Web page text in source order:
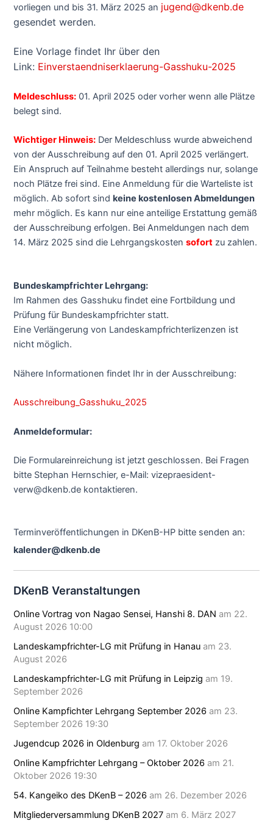
vorliegen und bis 31. März 2025 an jugend@dkenb.de
gesendet werden.
Eine Vorlage findet Ihr über den
Link: Einverstaendniserklaerung-Gasshuku-2025
Meldeschluss: 01. April 2025 oder vorher wenn alle Plätze
belegt sind.
Wichtiger Hinweis: Der Meldeschluss wurde abweichend
von der Ausschreibung auf den 01. April 2025 verlängert.
Ein Anspruch auf Teilnahme besteht allerdings nur, solange
noch Plätze frei sind. Eine Anmeldung für die Warteliste ist
möglich. Ab sofort sindkeine kostenlosen Abmeldungen
mehr möglich. Es kann nur eine anteilige Erstattung gemäß
der Ausschreibung erfolgen. Bei Anmeldungen nach dem
14. März 2025 sind die Lehrgangskostensofort zu zahlen.
Bundeskampfrichter Lehrgang:
Im Rahmen des Gasshuku findet eine Fortbildung und
Prüfung für Bundeskampfrichter statt.
Eine Verlängerung von Landeskampfrichterlizenzen ist
nicht möglich.
Nähere Informationen findet Ihr in der Ausschreibung:
Ausschreibung_Gasshuku_2025
Anmeldeformular:
Die Formulareinreichung ist jetzt geschlossen. Bei Fragen
bitte Stephan Hernschier, e-Mail: vizepraesident-
verw@dkenb.de kontaktieren.
Terminveröffentlichungen in DKenB-HP bitte senden an:
kalender@dkenb.de
DKenB Veranstaltungen
Online Vortrag von Nagao Sensei, Hanshi 8. DAN am 22.
August 2026 10:00
Landeskampfrichter-LG mit Prüfung in Hanau am 23.
August 2026
Landeskampfrichter-LG mit Prüfung in Leipzig am 19.
September 2026
Online Kampfichter Lehrgang September 2026 am 23.
September 2026 19:30
Jugendcup 2026 in Oldenburg am 17. Oktober 2026
Online Kampfrichter Lehrgang – Oktober 2026 am 21.
Oktober 2026 19:30
54. Kangeiko des DKenB – 2026 am 26. Dezember 2026
Mitgliederversammlung DKenB 2027 am 6. März 2027